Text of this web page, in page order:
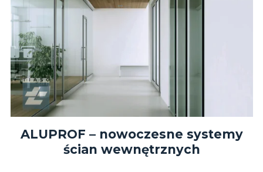
ALUPROF – nowoczesne systemy
ścian wewnętrznych